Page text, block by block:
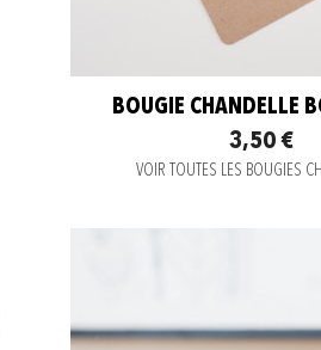
BOUGIE CHANDELLE
3,50 €
VOIR TOUTES LES BOUGIES